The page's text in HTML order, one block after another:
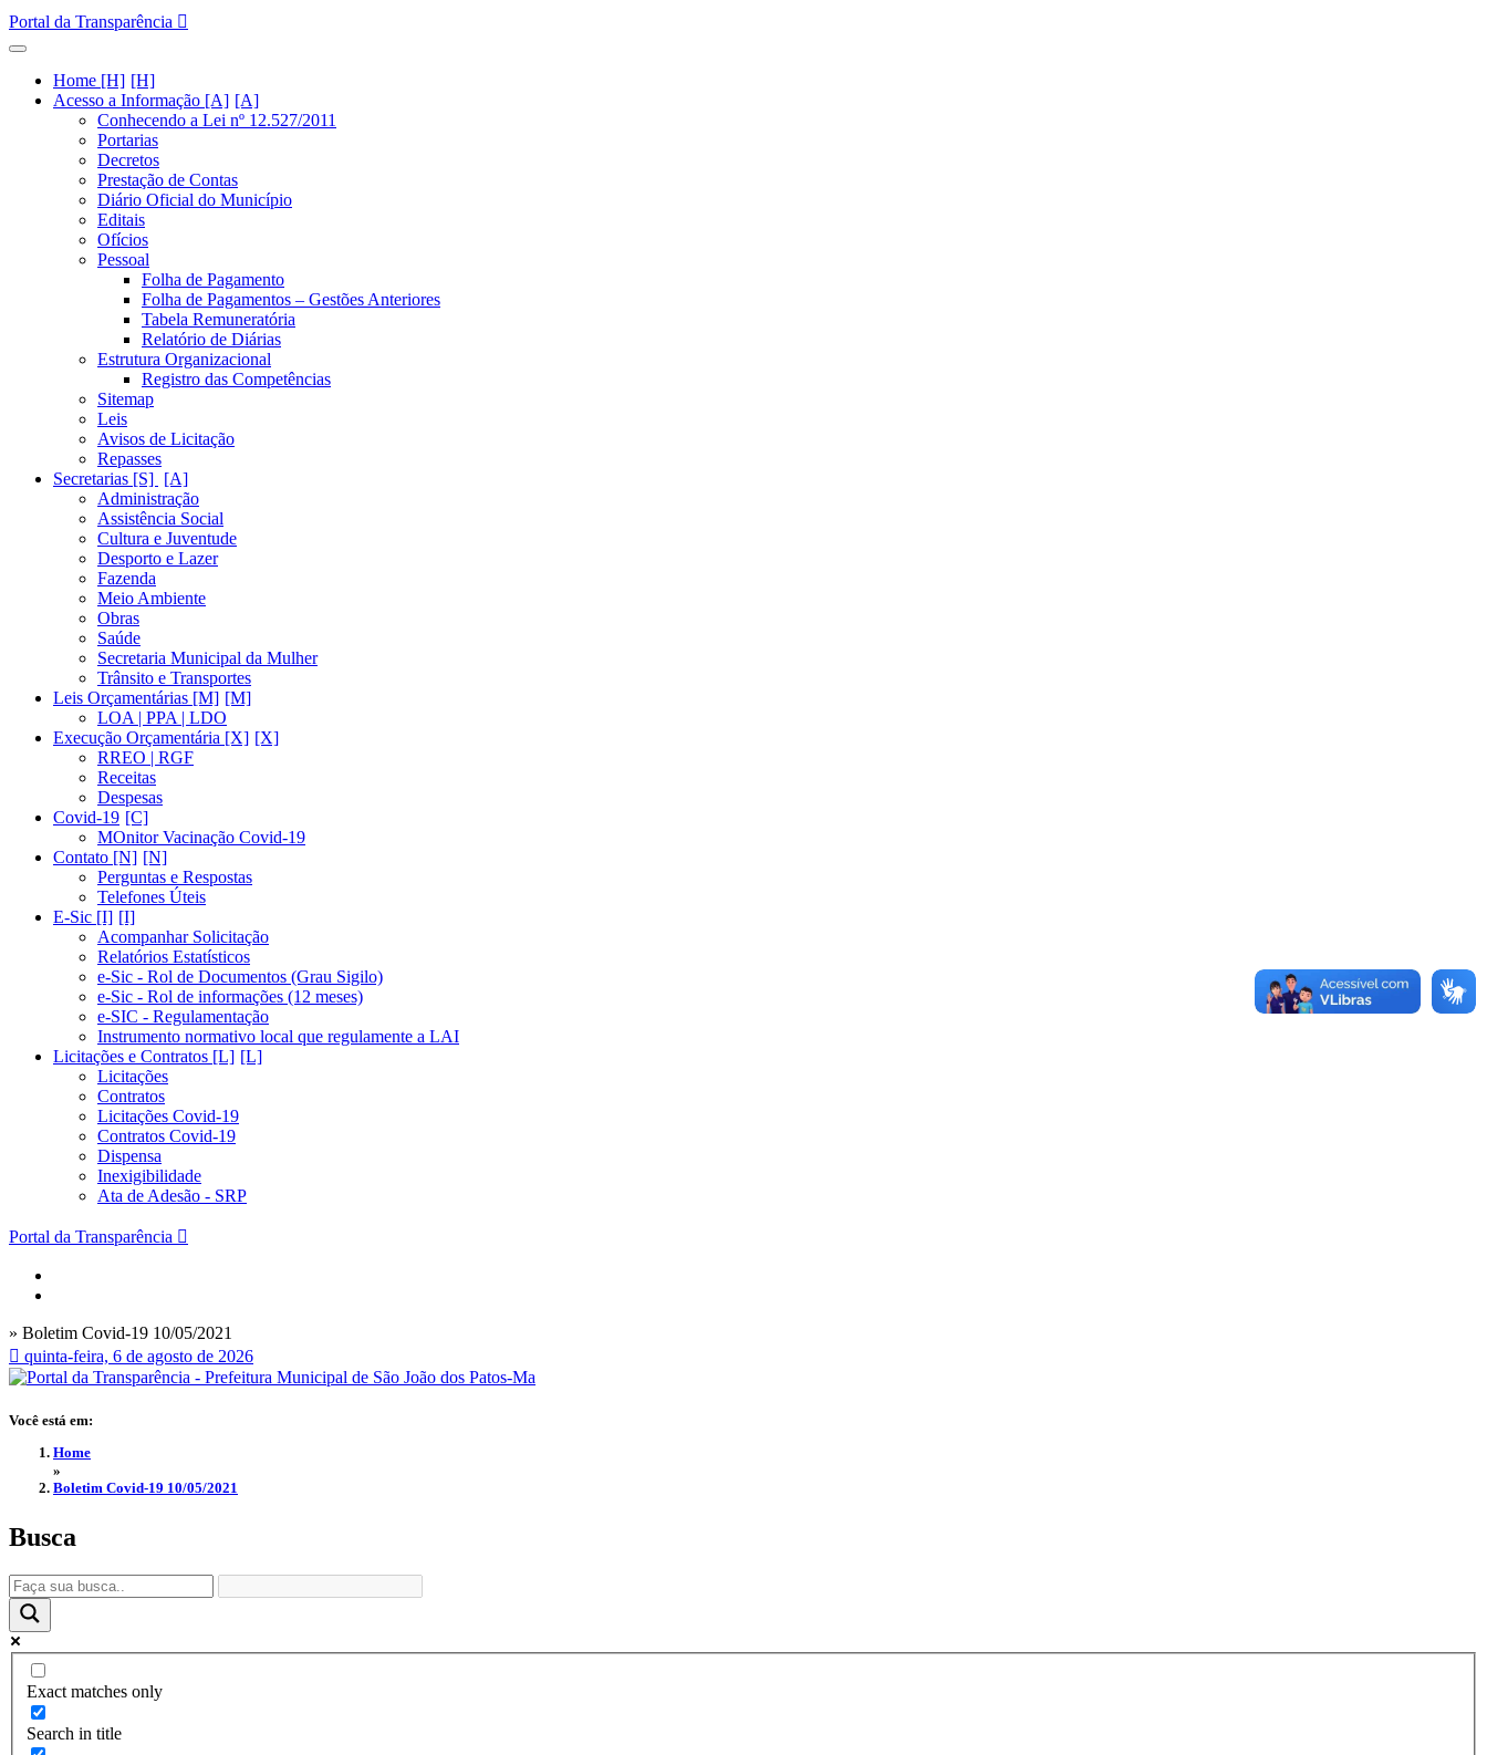
Portal da Transparência
Home [H]
Acesso a Informação [A]
Conhecendo a Lei nº 12.527/2011
Portarias
Decretos
Prestação de Contas
Diário Oficial do Município
Editais
Ofícios
Pessoal
Folha de Pagamento
Folha de Pagamentos – Gestões Anteriores
Tabela Remuneratória
Relatório de Diárias
Estrutura Organizacional
Registro das Competências
Sitemap
Leis
Avisos de Licitação
Repasses
Secretarias [S]
Administração
Assistência Social
Cultura e Juventude
Desporto e Lazer
Fazenda
Meio Ambiente
Obras
Saúde
Secretaria Municipal da Mulher
Trânsito e Transportes
Leis Orçamentárias [M]
LOA | PPA | LDO
Execução Orçamentária [X]
RREO | RGF
Receitas
Despesas
Covid-19
MOnitor Vacinação Covid-19
Contato [N]
Perguntas e Respostas
Telefones Úteis
E-Sic [I]
Acompanhar Solicitação
Relatórios Estatísticos
e-Sic - Rol de Documentos (Grau Sigilo)
e-Sic - Rol de informações (12 meses)
e-SIC - Regulamentação
Instrumento normativo local que regulamente a LAI
Licitações e Contratos [L]
Licitações
Contratos
Licitações Covid-19
Contratos Covid-19
Dispensa
Inexigibilidade
Ata de Adesão - SRP
Portal da Transparência
» Boletim Covid-19 10/05/2021
quinta-feira, 6 de agosto de 2026
Você está em:
Home
»
Boletim Covid-19 10/05/2021
Busca
Exact matches only
Search in title